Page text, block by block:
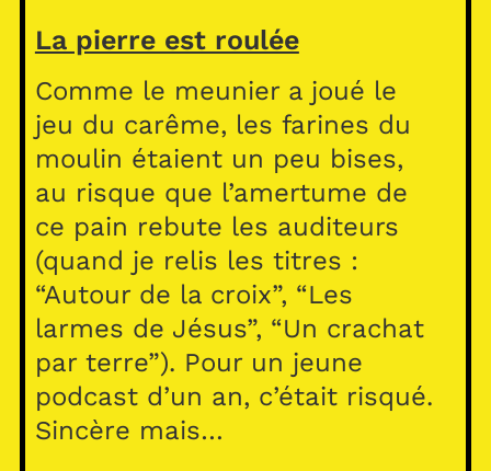
La pierre est roulée
Comme le meunier a joué le
jeu du carême, les farines du
moulin étaient un peu bises,
au risque que l’amertume de
ce pain rebute les auditeurs
(quand je relis les titres :
“Autour de la croix”, “Les
larmes de Jésus”, “Un crachat
par terre”). Pour un jeune
podcast d’un an, c’était risqué.
Sincère mais…